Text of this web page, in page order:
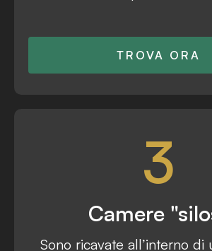
TROVA ORA
3
Camere
Sono ricavate all’interno di